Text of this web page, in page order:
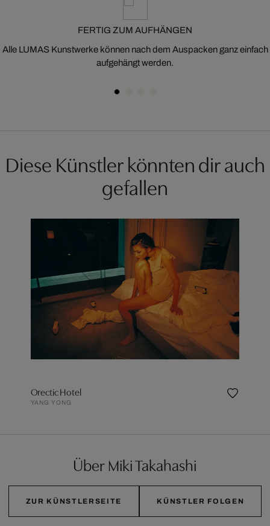
FERTIG ZUM AUFHÄNGEN
Alle LUMAS Kunstwerke können nach dem Auspacken ganz einfach
aufgehängt werden.
Diese Künstler könnten dir auch
gefallen
Orectic Hotel
YANG YONG
Über Miki Takahashi
ZUR KÜNSTLERSEITE KÜNSTLER FOLGEN